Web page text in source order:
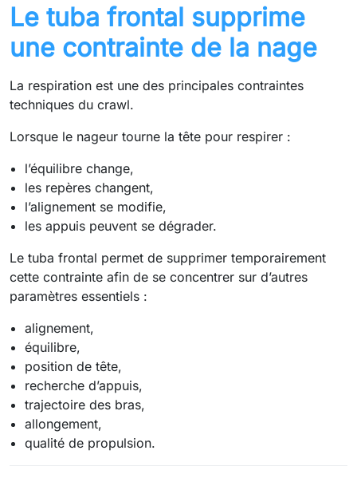
Le tuba frontal supprime
une contrainte de la nage
La respiration est une des principales contraintes
techniques du crawl.
Lorsque le nageur tourne la tête pour respirer :
l’équilibre change,
les repères changent,
l’alignement se modifie,
les appuis peuvent se dégrader.
Le tuba frontal permet de supprimer temporairement
cette contrainte afin de se concentrer sur d’autres
paramètres essentiels :
alignement,
équilibre,
position de tête,
recherche d’appuis,
trajectoire des bras,
allongement,
qualité de propulsion.